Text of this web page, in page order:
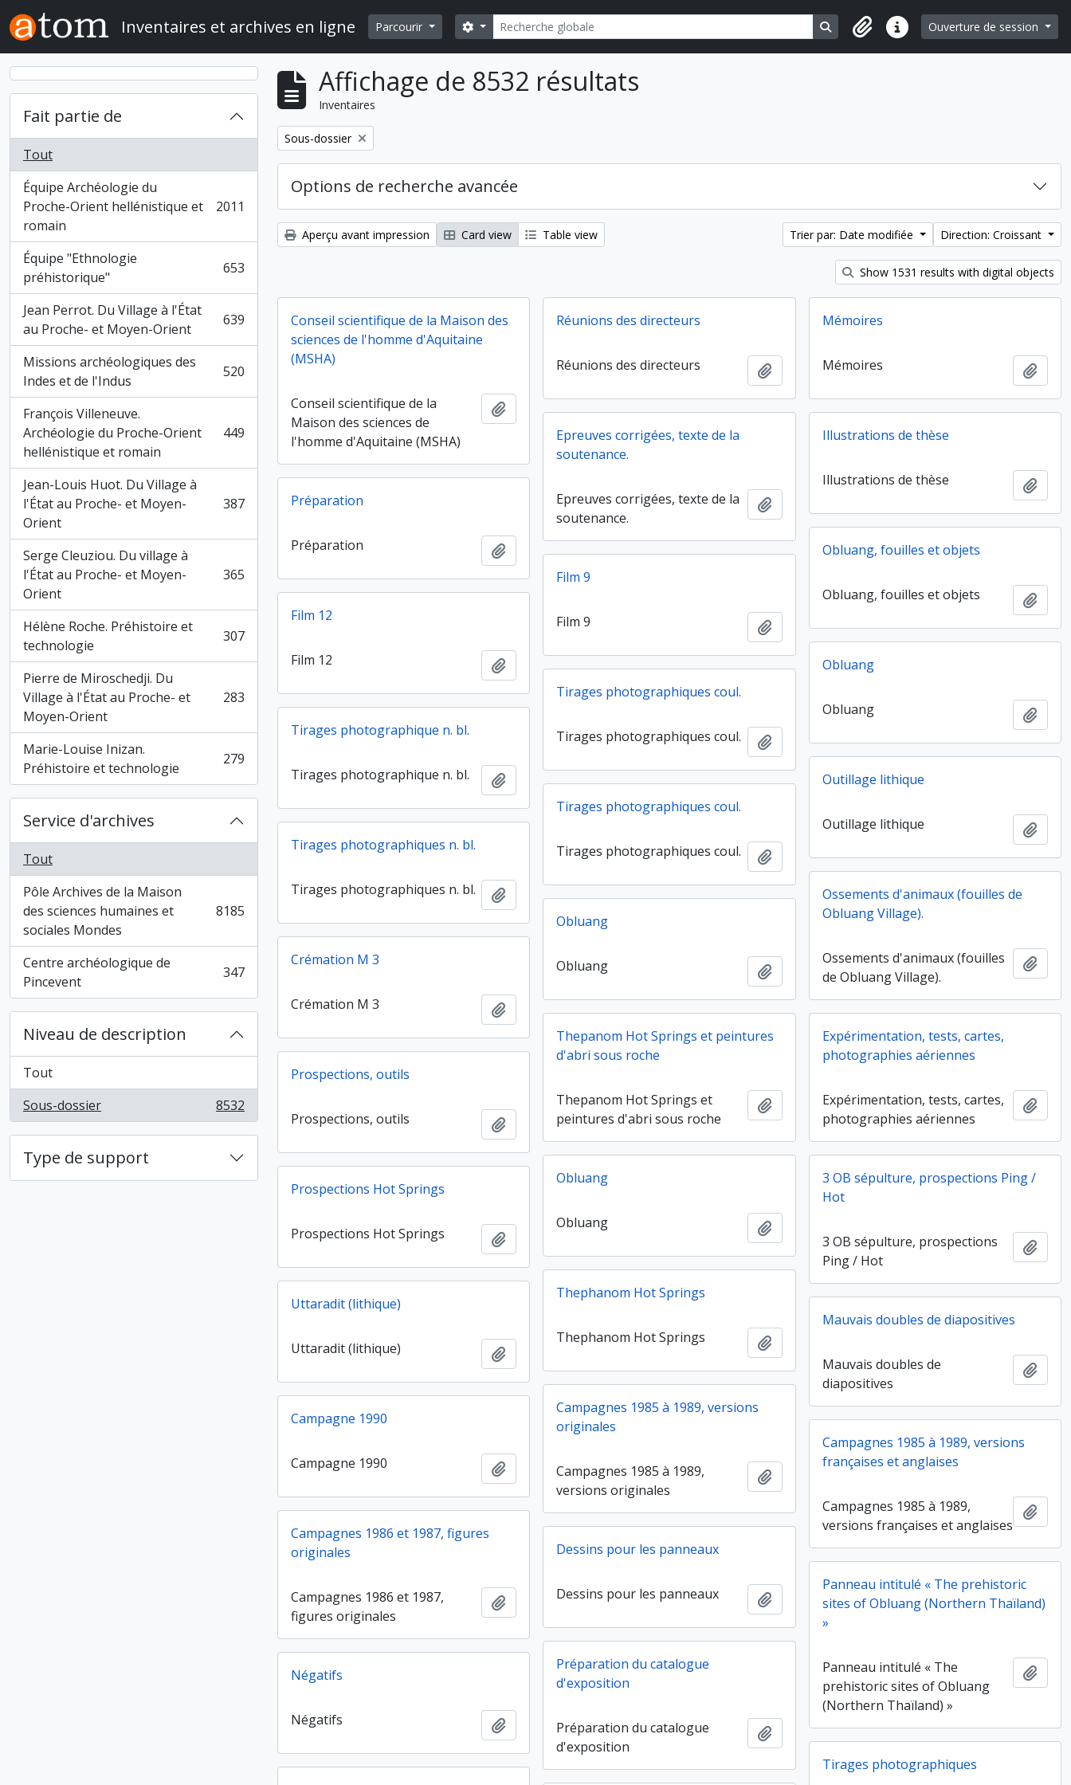
Skip to main content
Inventaires et archives en ligne Parcourir Rechercher
Search options Search in browse page
Liens rapidesOuverture de session
Fait partie de
Tout
Équipe Archéologie du
Proche-Orient hellénistique et
romain
, 2011 résultats 2011
Équipe "Ethnologie
préhistorique"
, 653 résultats 653
Jean Perrot. Du Village à l'État
au Proche- et Moyen-Orient
, 639 résultats 639
Missions archéologiques des
Indes et de l'Indus
, 520 résultats 520
François Villeneuve.
Archéologie du Proche-Orient
hellénistique et romain
, 449 résultats 449
Jean-Louis Huot. Du Village à
l'État au Proche- et Moyen-
Orient
, 387 résultats 387
Serge Cleuziou. Du village à
l'État au Proche- et Moyen-
Orient
, 365 résultats 365
Hélène Roche. Préhistoire et
technologie
, 307 résultats 307
Pierre de Miroschedji. Du
Village à l'État au Proche- et
Moyen-Orient
, 283 résultats 283
Marie-Louise Inizan.
Préhistoire et technologie
, 279 résultats 279
Service d'archives
Tout
Pôle Archives de la Maison
des sciences humaines et
sociales Mondes
, 8185 résultats 8185
Centre archéologique de
Pincevent
, 347 résultats 347
Niveau de description
Tout
Sous-dossier
, 8532 résultats 8532
Type de support
Affichage de 8532 résultats
Inventaires
Remove filter:
Sous-dossier
Options de recherche avancée
Aperçu avant impression Card view Table view Trier par: Date modifiée Direction: Croissant
Show 1531 results with digital objects
Conseil scientifique de la Maison des
sciences de l'homme d'Aquitaine
(MSHA)
Conseil scientifique de la
Maison des sciences de
l'homme d'Aquitaine (MSHA)
Ajouter au presse-papier
Réunions des directeurs
Réunions des directeurs Ajouter au presse-papier
Mémoires
Mémoires
Epreuves corrigées, texte de la
soutenance.
Epreuves corrigées, texte de la
soutenance.
Ajouter au presse-papier
Illustrations de thèse
Illustrations de thèse
Préparation
Préparation Ajouter au presse-papier Obluang, fouilles et objets
Obluang, fouilles et objets
Film 9
Film 9 Ajouter au presse-papier
Film 12
Film 12 Ajouter au presse-papier Obluang
Obluang
Tirages photographiques coul.
Tirages photographiques coul. Ajouter au presse-papier
Tirages photographique n. bl.
Tirages photographique n. bl. Ajouter au presse-papier Outillage lithique
Outillage lithique
Tirages photographiques coul.
Tirages photographiques coul. Ajouter au presse-papier
Tirages photographiques n. bl.
Tirages photographiques n. bl. Ajouter au presse-papier
Ossements d'animaux (fouilles de
Obluang Village).
Ossements d'animaux (fouilles
de Obluang Village).
Obluang
Obluang Ajouter au presse-papier
Crémation M 3
Crémation M 3
Ajouter au presse-papier
Thepanom Hot Springs et peintures
d'abri sous roche
Thepanom Hot Springs et
peintures d'abri sous roche
Ajouter au presse-papier
Expérimentation, tests, cartes,
photographies aériennes
Expérimentation, tests, cartes,
photographies aériennes
Prospections, outils
Prospections, outils Ajouter au presse-papier
Obluang
Obluang Ajouter au presse-papier
3 OB sépulture, prospections Ping /
Hot
3 OB sépulture, prospections
Ping / Hot
Prospections Hot Springs
Prospections Hot Springs
Thephanom Hot Springs
Thephanom Hot Springs Ajouter au presse-papier
Uttaradit (lithique)
Uttaradit (lithique)
Mauvais doubles de diapositives
Mauvais doubles de
diapositives
Campagnes 1985 à 1989, versions
originales
Campagnes 1985 à 1989,
versions originales
Ajouter au presse-papier
Campagne 1990
Campagne 1990 Ajouter au presse-papier
Campagnes 1985 à 1989, versions
françaises et anglaises
Campagnes 1985 à 1989,
versions françaises et anglaises
Campagnes 1986 et 1987, figures
originales
Campagnes 1986 et 1987,
figures originales
Ajouter au presse-papier
Dessins pour les panneaux
Dessins pour les panneaux Ajouter au presse-papier
Panneau intitulé « The prehistoric
sites of Obluang (Northern Thaïland)
»
Panneau intitulé « The
prehistoric sites of Obluang
(Northern Thaïland) »
Préparation du catalogue
d'exposition
Préparation du catalogue
d'exposition
Ajouter au presse-papier
Négatifs
Négatifs Ajouter au presse-papier
Tirages photographiques